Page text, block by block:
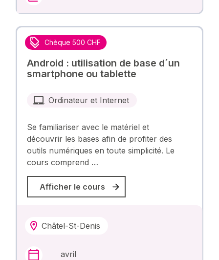
Chèque 500 CHF
Android : utilisation de base d´un
smartphone ou tablette
Ordinateur et Internet
Se familiariser avec le matériel et
découvrir les bases afin de profiter des
outils numériques en toute simplicité. Le
cours comprend …
Afficher le cours
Châtel-St-Denis
avril